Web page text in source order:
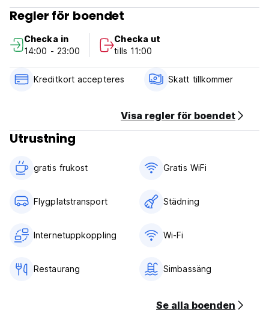
Avbokningsregler: 7 dagar
Minsta vistelse: Nej
Incheckningstid: 14:00.
Utcheckningstid: 11:00.
Regler för boendet
Checka in
14:00 - 23:00
Checka ut
tills 11:00
Kreditkort accepteres Skatt tillkommer
Visa regler för boendet
Utrustning
gratis frukost‎ Gratis WiFi
Flygplatstransport Städning
Internetuppkoppling Wi-Fi
Restaurang Simbassäng
Se alla boenden